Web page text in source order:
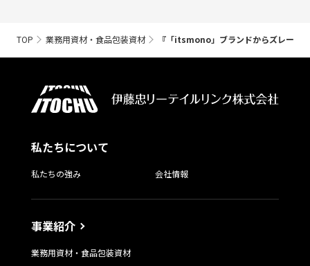
TOP 業務用資材・食品包装資材 『「itsmono」ブランドからズレータ
私たちについて
私たちの強み 会社情報
事業紹介
業務用資材・食品包装資材